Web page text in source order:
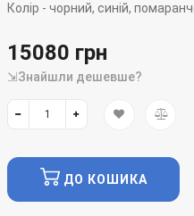
Колір - чорний, синій,
15080 грн
⇲Знайшли дешевше?
ДО КОШИКА